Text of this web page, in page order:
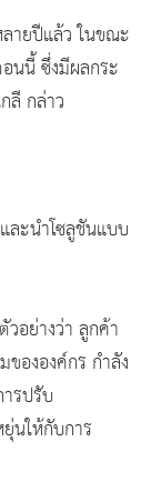
ายปีแล้ว ในขณะ
นนี้ ซึ่งมีผลกระ
ลี กล่าว
ละนำโซลูชันแบบ
อย่างว่า ลูกค้า
ององค์กร กำลัง
รปรับ
นให้กับการ